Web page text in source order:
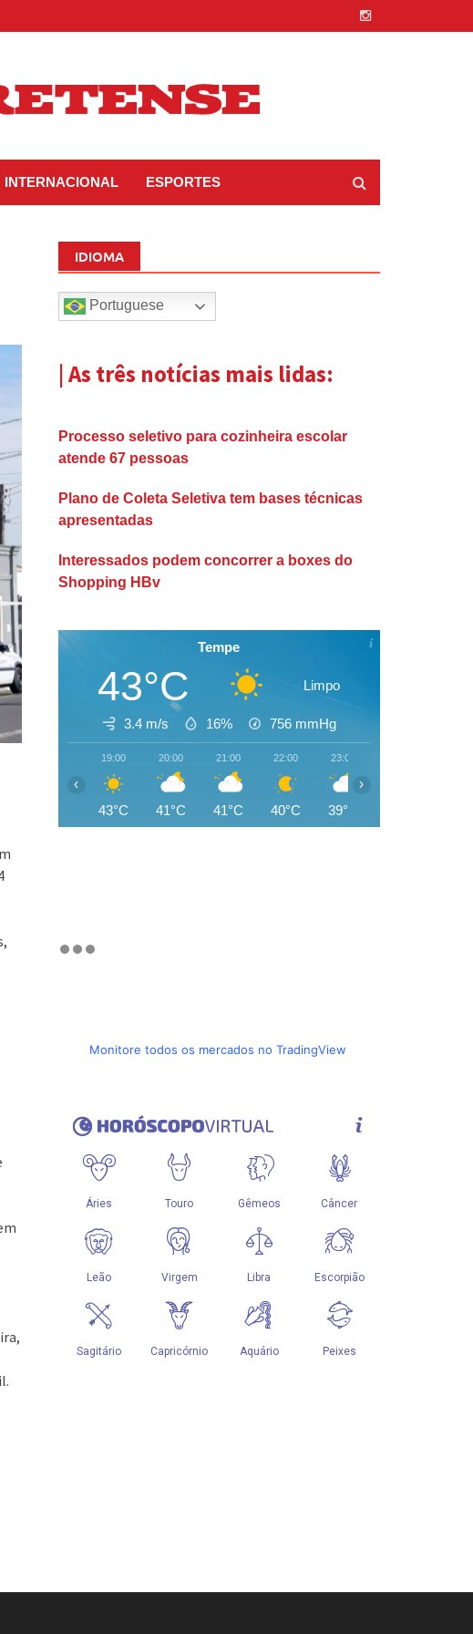
INTERNACIONAL ESPORTES
IDIOMA
Portuguese
| As três notícias mais lidas:
Processo seletivo para cozinheira escolar
atende 67 pessoas
Plano de Coleta Seletiva tem bases técnicas
apresentadas
Interessados podem concorrer a boxes do
Shopping HBv
Tempe
43°C Limpo
3.4 m/s 16% 756 mmHg
19:00
43°C
20:00
41°C
21:00
41°C
22:00
40°C
23:00
39°C
‹ ›
Monitore todos os mercados no TradingView